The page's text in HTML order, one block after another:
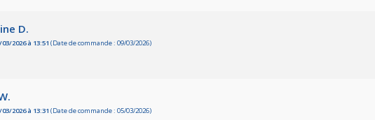
D.
2026 à 13:51 (Date de commande : 09/03/2026)
2026 à 13:31 (Date de commande : 05/03/2026)